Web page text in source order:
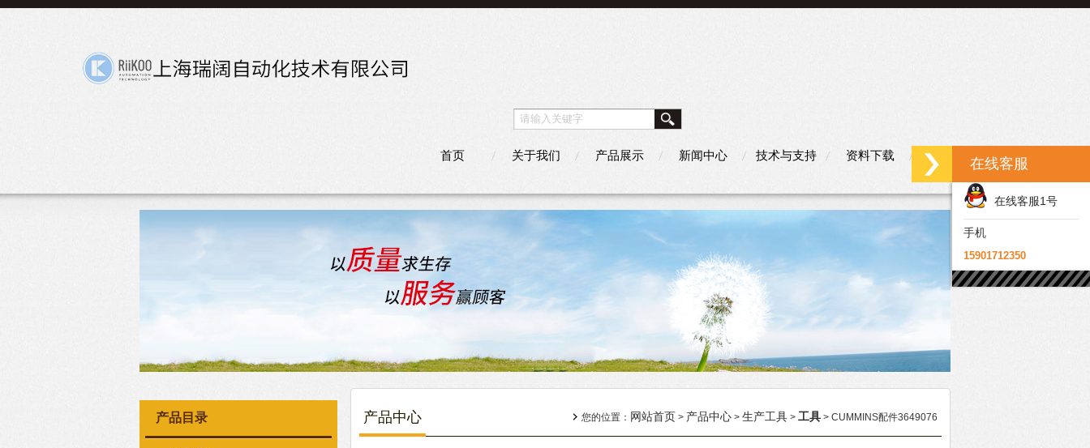
首页 关于我们 产品展示 新闻中心 技术与支持 资料下载 联系我们
产品目录 产品中心 您的位置： 网站首页 > 产品中心 > 生产工具 > 工具 > CUMMINS配件3649076
在线客服
在线客服1号
手机
15901712350